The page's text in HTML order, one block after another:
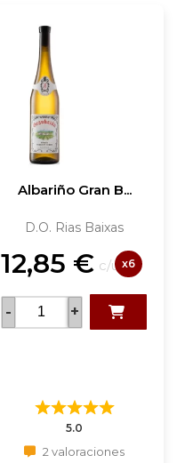
Albariño Gran B...
D.O. Rias Baixas
12,85 € c/u x6
- +
5.0
2 valoraciones